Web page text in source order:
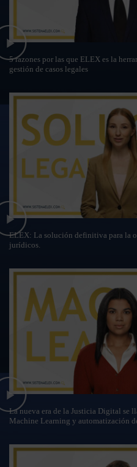
5 razones por las que ELEX es la
gestión de casos legales
ELEX: La solución definitiva para la
jurídicos.
La nueva era de la Justicia Digital se
Machine Learning y automatización